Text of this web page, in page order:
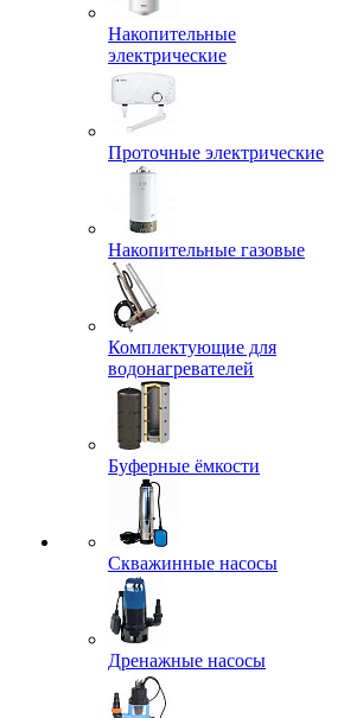
Накопительные
электрические
Проточные электрические
Накопительные газовые
Комплектующие для
водонагревателей
Буферные ёмкости
Скважинные насосы
Дренажные насосы